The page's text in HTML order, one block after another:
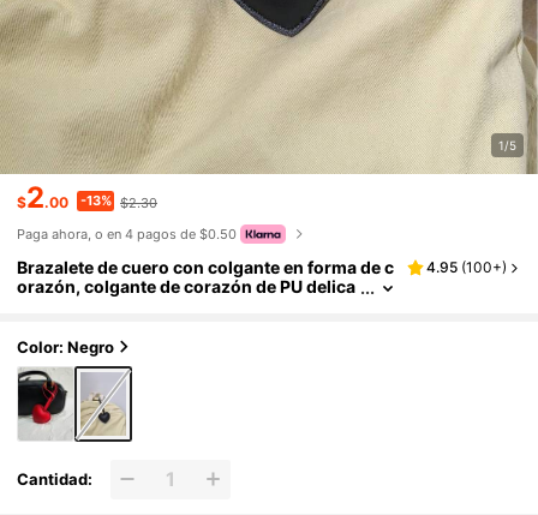
1/5
$2.00 -13% $2.30
Paga ahora, o en 4 pagos de $0.50
Brazalete de cuero con colgante en forma de c
orazón, colgante de corazón de PU delica
4.95 (100+)
Color: Negro
Cantidad: